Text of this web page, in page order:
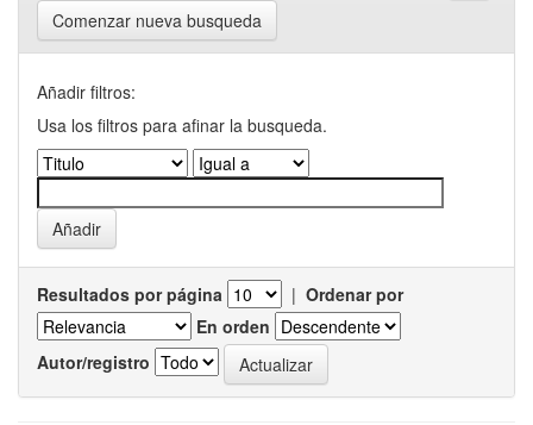
Comenzar nueva busqueda
Añadir filtros:
Usa los filtros para afinar la busqueda.
Resultados por página | Ordenar por
En orden
Autor/registro